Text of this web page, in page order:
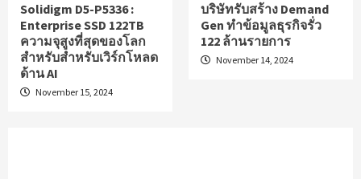
Solidigm D5-P5336 :
Enterprise SSD 122TB
ความจุสูงที่สุดของโลก
สำหรับสำหรับเวิร์กโหลด
ด้าน AI
November 15, 2024
บริษัทรับสร้าง Demand
Gen ทำข้อมูลธุรกิจรั่ว
122 ล้านรายการ
November 14, 2024